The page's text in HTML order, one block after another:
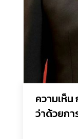
ความเห็
ว่าด้วยกา